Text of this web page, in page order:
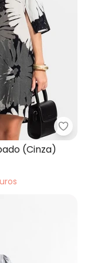
Canelada
Endless
(Cinza)